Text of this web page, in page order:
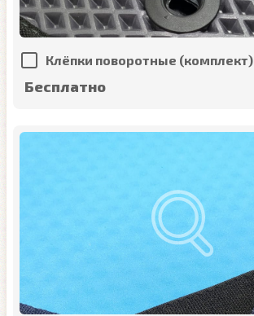
Клёпки поворотные (комплект)
Бесплатно